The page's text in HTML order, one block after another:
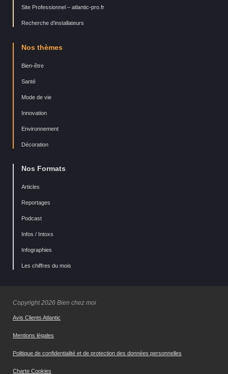
Site Professionnel – atlantic-pro.fr
Recherche d’installateurs
Nos thèmes
Bien-être
Santé
Mode de vie
Innovation
Environnement
Décoration
Nos Formats
Articles
Reportages
Podcast
Infos / Intoxs
Infographies
Les chiffres du mois
Copyright 2026 Bien chez moi
Avis Clients Atlantic
Mentions légales
Politique de confidentialité et de protection des données personnelles
Charte Cookies